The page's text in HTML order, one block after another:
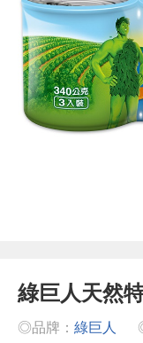
綠巨人天然
◎品牌： 綠巨人